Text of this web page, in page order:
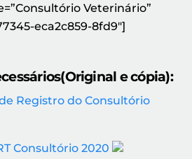
Veterinário”
eca2c859-8fd9″]
e cópia):
Registro do Consultório
Consultório 2020